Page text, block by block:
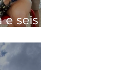
e seis